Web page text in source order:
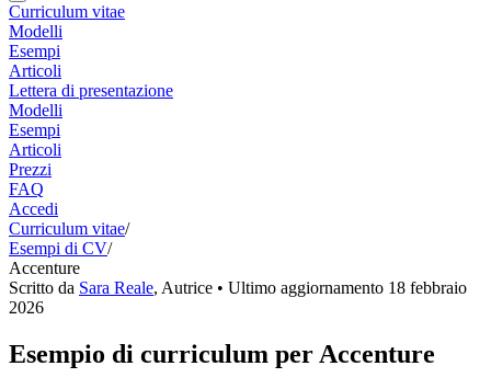
Curriculum vitae
Modelli
Esempi
Articoli
Lettera di presentazione
Modelli
Esempi
Articoli
Prezzi
FAQ
Accedi
Curriculum vitae/
Esempi di CV/
Accenture
Scritto da Sara Reale, Autrice • Ultimo aggiornamento 18 febbraio
2026
Esempio di curriculum per Accenture